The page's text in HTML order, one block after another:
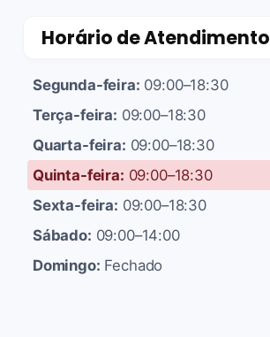
Horário de Atendimento
Segunda-feira: 09:00–18:30
Terça-feira: 09:00–18:30
Quarta-feira: 09:00–18:30
Quinta-feira: 09:00–18:30
Sexta-feira: 09:00–18:30
Sábado: 09:00–14:00
Domingo: Fechado